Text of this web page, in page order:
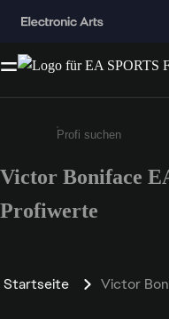
Gib
Victor Boniface
Profiwerte
Startseite Victor